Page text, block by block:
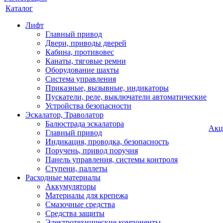
Каталог
Лифт
Главный привод
Двери, приводы дверей
Кабина, противовес
Канаты, тяговые ремни
Оборудование шахты
Система управления
Приказные, вызывные, индикаторы
Пускатели, реле, выключатели автоматические
Устройства безопасности
Эскалатор, Траволатор
Балюстрада эскалатора
Главный привод
Индикация, проводка, безопасность
Поручень, привод поручня
Панель управления, системы контроля
Ступени, паллеты
Расходные материалы
Аккумуляторы
Материалы для крепежа
Смазочные средства
Средства защиты